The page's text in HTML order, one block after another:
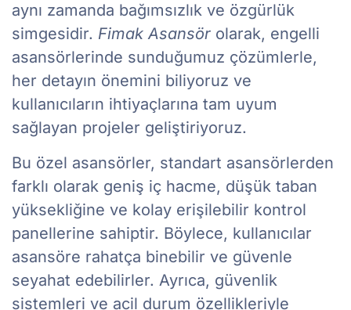
aynı zamanda bağımsızlık ve özgürlük
simgesidir. Fimak Asansör olarak, engelli
asansörlerinde sunduğumuz çözümlerle,
her detayın önemini biliyoruz ve
kullanıcıların ihtiyaçlarına tam uyum
sağlayan projeler geliştiriyoruz.
Bu özel asansörler, standart asansörlerden
farklı olarak geniş iç hacme, düşük taban
yüksekliğine ve kolay erişilebilir kontrol
panellerine sahiptir. Böylece, kullanıcılar
asansöre rahatça binebilir ve güvenle
seyahat edebilirler. Ayrıca, güvenlik
sistemleri ve acil durum özellikleriyle